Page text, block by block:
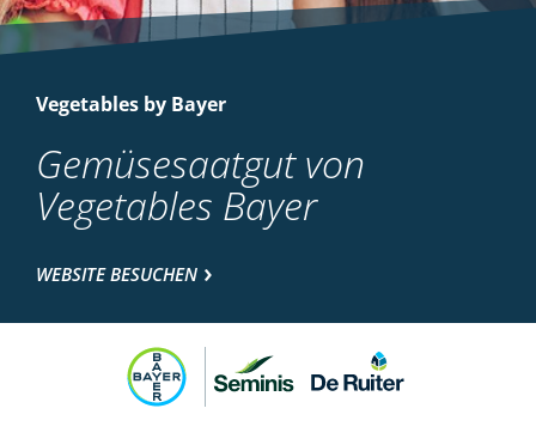
Vegetables by Bayer
Gemüsesaatgut von
Vegetables Bayer
WEBSITE BESUCHEN